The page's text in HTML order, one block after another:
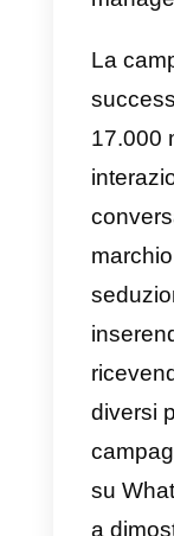
3)
di
del